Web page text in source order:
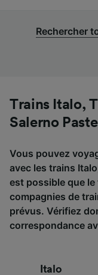
Rechercher
Trains Italo,
Salerno
Vous pouvez
avec les trains
est possible que
compagnies de
prévus. Vérifiez
correspondance
Italo